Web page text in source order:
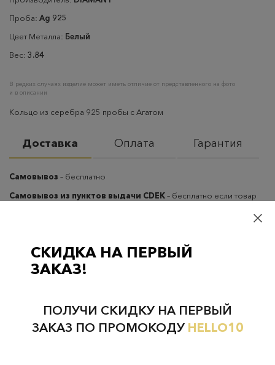
Проба: Ag 925
Цвет Металла: Белый
Вес: 3.84
В редких случаях изделие может иметь отличие от представленного на фото
и в описании
Кольцо из серебра 925 пробы с Агатом
Доставка Оплата Гарантия
Самовывоз – бесплатно
Самовывоз из пунктов выдачи CDEK– бесплатно если товар
Проверьте наличие в магазинах
СКИДКА НА ПЕРВЫЙ
ЗАКАЗ!
ПОЛУЧИ СКИДКУ НА ПЕРВЫЙ
ЗАКАЗ ПО ПРОМОКОДУ HELLO10